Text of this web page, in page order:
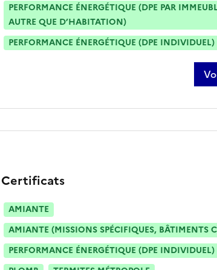
PERFORMANCE ÉNERGÉTIQUE (DPE PAR
AUTRE QUE D’HABITATION)
PERFORMANCE ÉNERGÉTIQUE (DPE INDIVIDUEL)
Certificats
AMIANTE
AMIANTE (MISSIONS SPÉCIFIQUES, BÂTIMENTS
PERFORMANCE ÉNERGÉTIQUE (DPE INDIVIDUEL)